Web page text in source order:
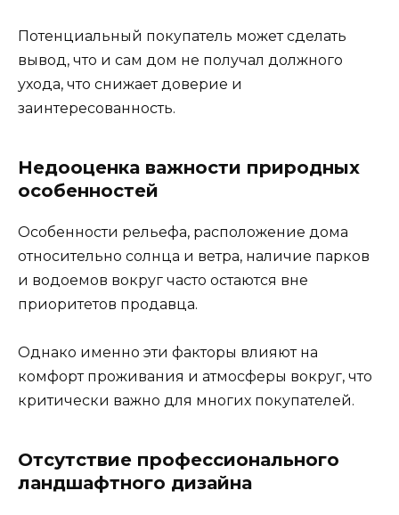
Потенциальный покупатель может сделать
вывод, что и сам дом не получал должного
ухода, что снижает доверие и
заинтересованность.
Недооценка важности природных
особенностей
Особенности рельефа, расположение дома
относительно солнца и ветра, наличие парков
и водоемов вокруг часто остаются вне
приоритетов продавца.
Однако именно эти факторы влияют на
комфорт проживания и атмосферы вокруг, что
критически важно для многих покупателей.
Отсутствие профессионального
ландшафтного дизайна